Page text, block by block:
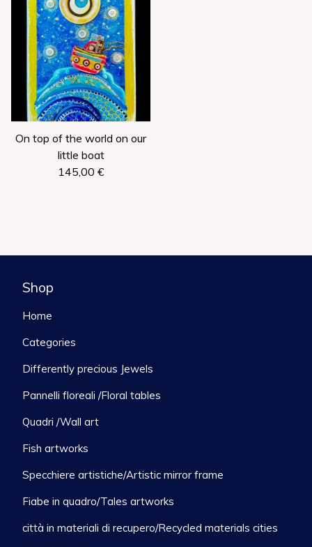
On top of the world on our
little boat
145,00 €
Shop
Home
Categories
Differently precious Jewels
Pannelli floreali /Floral tables
Quadri /Wall art
Fish artworks
Specchiere artistiche/Artistic mirror frame
Fiabe in quadro/Tales artworks
città in materiali di recupero/Recycled materials cities